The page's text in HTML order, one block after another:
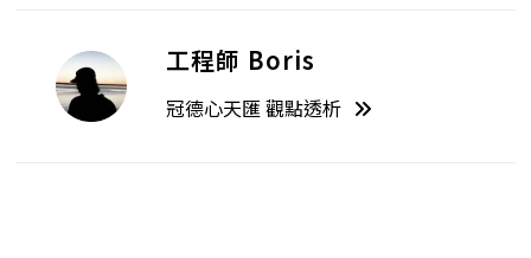
工程師 Boris
冠德心天匯 觀點透析